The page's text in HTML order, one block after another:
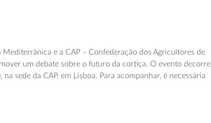
e a CAP – Confederação dos Agricultores de
um debate sobre o futuro da cortiça. O evento decorre
sede da CAP, em Lisboa. Para acompanhar, é necessária